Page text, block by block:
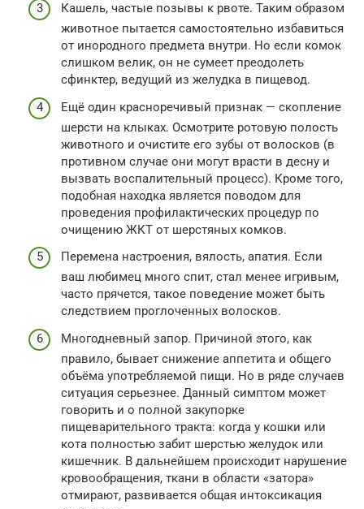
Кашель, частые позывы к рвоте. Таким образом
животное пытается самостоятельно избавиться
от инородного предмета внутри. Но если комок
слишком велик, он не сумеет преодолеть
сфинктер, ведущий из желудка в пищевод.
Ещё один красноречивый признак — скопление
шерсти на клыках. Осмотрите ротовую полость
животного и очистите его зубы от волосков (в
противном случае они могут врасти в десну и
вызвать воспалительный процесс). Кроме того,
подобная находка является поводом для
проведения профилактических процедур по
очищению ЖКТ от шерстяных комков.
Перемена настроения, вялость, апатия. Если
ваш любимец много спит, стал менее игривым,
часто прячется, такое поведение может быть
следствием проглоченных волосков.
Многодневный запор. Причиной этого, как
правило, бывает снижение аппетита и общего
объёма употребляемой пищи. Но в ряде случаев
ситуация серьезнее. Данный симптом может
говорить и о полной закупорке
пищеварительного тракта: когда у кошки или
кота полностью забит шерстью желудок или
кишечник. В дальнейшем происходит нарушение
кровообращения, ткани в области «затора»
отмирают, развивается общая интоксикация